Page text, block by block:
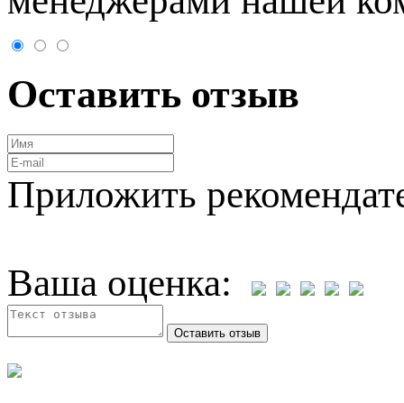
Оставить отзыв
Приложить
Ваша оценка: